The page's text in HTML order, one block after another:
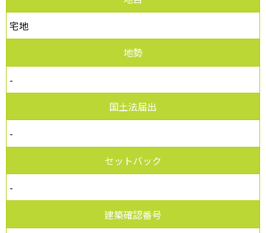
宅地
地勢
-
国土法届出
-
セットバック
-
建築確認番号